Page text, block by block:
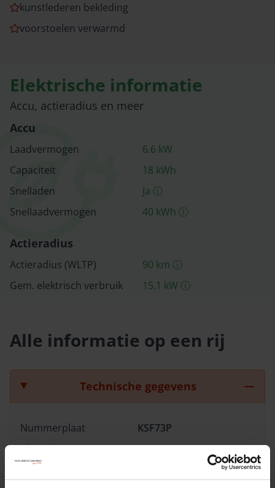
kunstlederen bekleding
voorstoelen verwarmd
Elektrische informatie
Accu, actieradius en meer
Accu
Laadvermogen 6.6 kW
Capaciteit
18 kWh
Snelladen
Ja ⓘ
Snellaad­vermogen
40 kWh ⓘ
Actieradius
Actieradius (WLTP) 90 km ⓘ
Gem. elektrisch verbruik
15.1 kW ⓘ
Alle informatie op een rij
Technische gegevens
Nummerplaat
KSF73P
Chassisnummer
LNNBBDEE3SC235403
Carrosserie